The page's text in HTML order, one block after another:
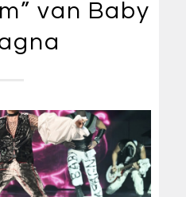
van Baby